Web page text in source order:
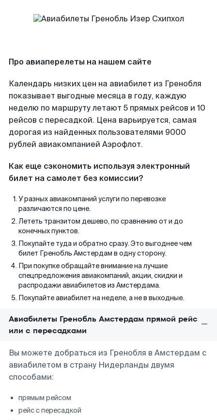
Про авиаперелеты на нашем сайте
Календарь низких цен на авиабилет из Гренобля
показывает выгодные месяца в году, каждую
неделю по маршруту летают 5 прямых рейсов и 10
рейсов с пересадкой. Цена варьируется, самая
дорогая из найденных пользователями 9000
рублей авиакомпанией Аэрофлот.
Как еще сэкономить используя электронный
билет на самолет без комиссии?
У разных авиакомпаний услуги по перевозке
различаются по цене.
Лететь транзитом дешево, по сравнению от и до
конечных пунктов.
Покупайте туда и обратно сразу. Это выгоднее чем
билет Гренобль Амстердам в одну сторону.
При покупке обращайте внимание на лучшие
спецпредложения авиакомпаний, акции, скидки и
распродажи авиабилетов из Амстердама.
Покупайте авиабилет на неделе, а не в выходные.
Авиабилеты Гренобль Амстердам прямой рейс
или с пересадками
Вы можете добраться из Гренобля в Амстердам с
авиабилетом в страну Нидерланды двумя
способами:
прямым рейсом
рейс с пересадкой